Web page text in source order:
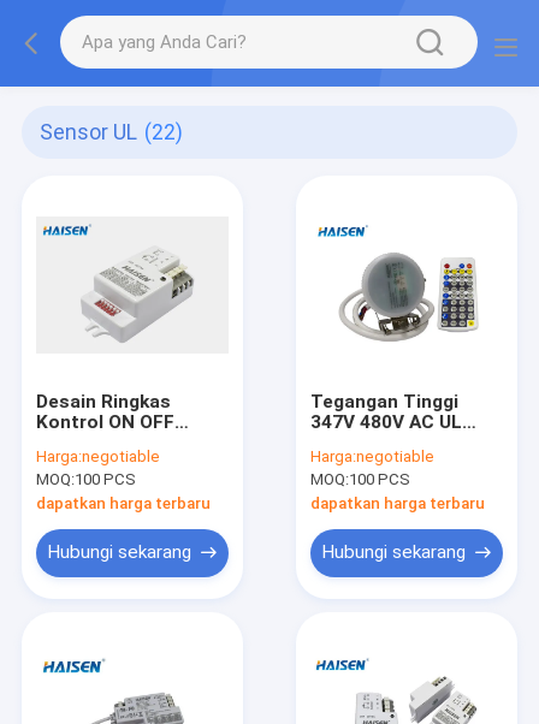
Sensor UL (22)
Desain Ringkas
Kontrol ON OFF
Microwave 5.8GHz
Harga:negotiable
MOQ:100 PCS
dapatkan harga terbaru
Hubungi sekarang
Tegangan Tinggi
347V 480V AC UL
Pemasangan Maks
15m 49.2ft
Harga:negotiable
MOQ:100 PCS
dapatkan harga terbaru
Hubungi sekarang